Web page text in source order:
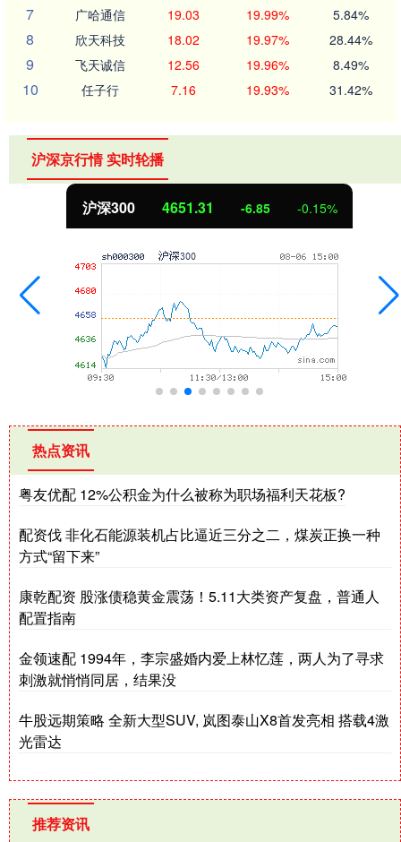
7 广哈通信 19.03 19.99% 5.84%
8 欣天科技 18.02 19.97% 28.44%
9 飞天诚信 12.56 19.96% 8.49%
10 任子行 7.16 19.93% 31.42%
沪深京行情 实时轮播
北证50 1122.88 3.42 0.30%
热点资讯
粤友优配 12%公积金为什么被称为职场福利天花板?
配资伐 非化石能源装机占比逼近三分之二，煤炭正换一种
方式“留下来”
康乾配资 股涨债稳黄金震荡！5.11大类资产复盘，普通人
配置指南
金领速配 1994年，李宗盛婚内爱上林忆莲，两人为了寻求
刺激就悄悄同居，结果没
牛股远期策略 全新大型SUV, 岚图泰山X8首发亮相 搭载4激
光雷达
推荐资讯